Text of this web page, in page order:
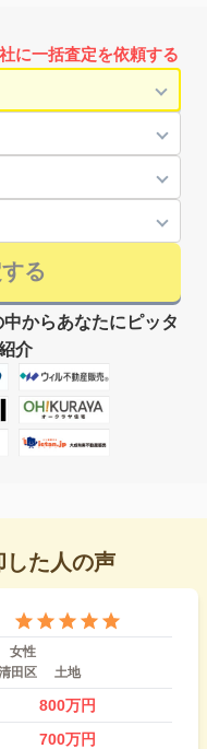
に一括査定を依頼する
る
中からあなたにピッタ
介
した人の声
女性
田区
土地
800万円
700万円